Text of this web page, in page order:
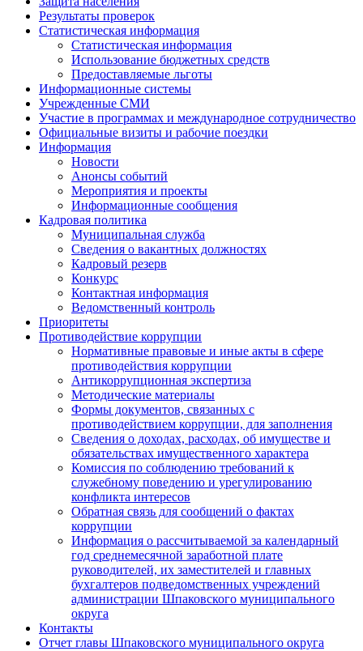
Результаты проверок
Статистическая информация
Статистическая информация
Использование бюджетных средств
Предоставляемые льготы
Информационные системы
Учрежденные СМИ
Участие в программах и международное сотрудничество
Официальные визиты и рабочие поездки
Информация
Новости
Анонсы событий
Мероприятия и проекты
Информационные сообщения
Кадровая политика
Муниципальная служба
Сведения о вакантных должностях
Кадровый резерв
Конкурс
Контактная информация
Ведомственный контроль
Приоритеты
Противодействие коррупции
Нормативные правовые и иные акты в сфере
противодействия коррупции
Антикоррупционная экспертиза
Методические материалы
Формы документов, связанных с
противодействием коррупции, для заполнения
Сведения о доходах, расходах, об имуществе и
обязательствах имущественного характера
Комиссия по соблюдению требований к
служебному поведению и урегулированию
конфликта интересов
Обратная связь для сообщений о фактах
коррупции
Информация о рассчитываемой за календарный
год среднемесячной заработной плате
руководителей, их заместителей и главных
бухгалтеров подведомственных учреждений
администрации Шпаковского муниципального
округа
Контакты
Отчет главы Шпаковского муниципального округа